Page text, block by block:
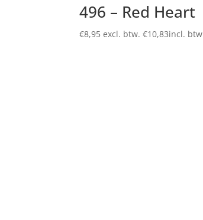
496 – Red Heart
€8,95 excl. btw.€10,83incl. btw